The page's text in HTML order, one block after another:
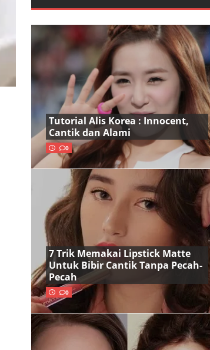
Tutorial Alis Korea : Innocent,
Cantik dan Alami
0
7 Trik Memakai Lipstick Matte
Untuk Bibir Cantik Tanpa Pecah-
Pecah
0